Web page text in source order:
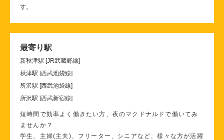
す。
最寄り駅
新秋津駅 [JR武蔵野線]
秋津駅 [西武池袋線]
所沢駅 [西武池袋線]
所沢駅 [西武新宿線]
短時間で効率よく働きたい方、夜のマクドナルドで働いてみ
ませんか？
学生、主婦(主夫)、フリーター、シニアなど、様々な方が活躍